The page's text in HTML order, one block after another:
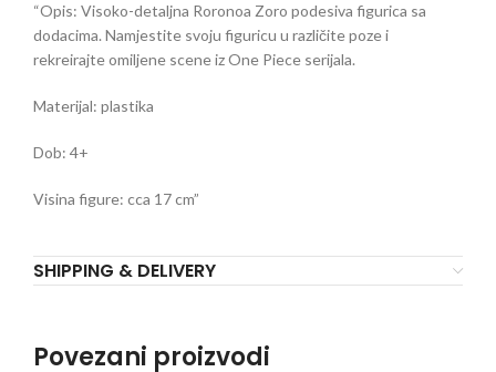
“Opis: Visoko-detaljna Roronoa Zoro podesiva figurica sa
dodacima. Namjestite svoju figuricu u različite poze i
rekreirajte omiljene scene iz One Piece serijala.
Materijal: plastika
Dob: 4+
Visina figure: cca 17 cm”
SHIPPING & DELIVERY
Povezani proizvodi